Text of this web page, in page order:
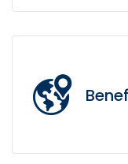
institucionais e
âmbito nacional.